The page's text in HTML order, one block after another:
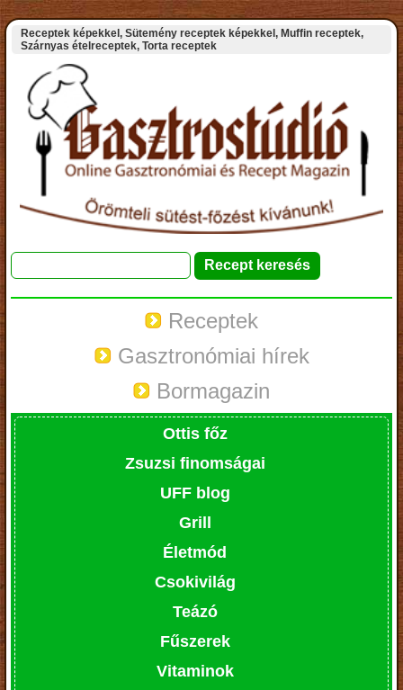
Receptek képekkel, Sütemény receptek képekkel, Muffin receptek,
Szárnyas ételreceptek, Torta receptek
Receptek
Gasztronómiai hírek
Bormagazin
Ottis főz
Zsuzsi finomságai
UFF blog
Grill
Életmód
Csokivilág
Teázó
Fűszerek
Vitaminok